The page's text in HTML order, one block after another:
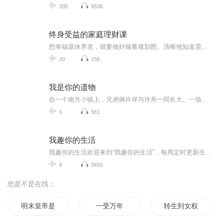
285 9538
终身受益的家庭理财课
20 156
我是你的遗物
6 581
我趣你的生活
8 3450
您是不是在找：
明末皇帝是个受 一受万年 转生到女权世界